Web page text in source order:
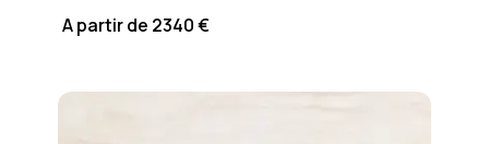
A partir de 2340 €